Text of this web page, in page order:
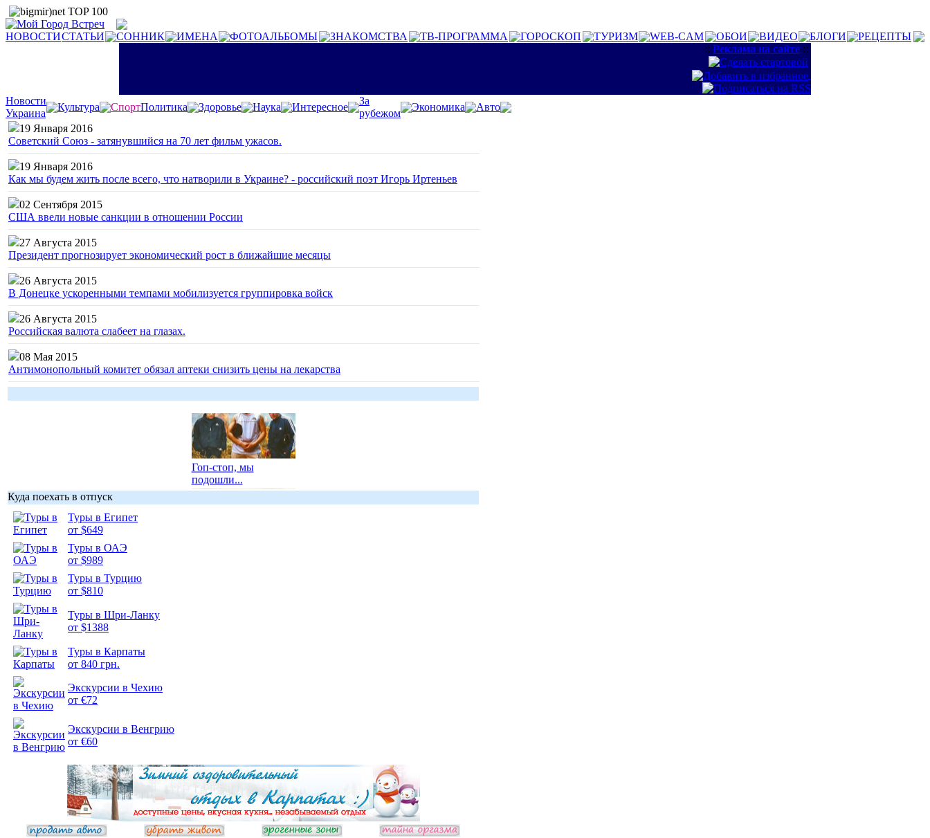
НОВОСТИСТАТЬИ СОННИК ИМЕНА ФОТОАЛЬБОМЫ ЗНАКОМСТВА ТВ-ПРОГРАММА ГОРОСКОП ТУРИЗМ WEB-CAM ОБОИ ВИДЕО БЛОГИ
РЕЦЕПТЫ
:: Реклама на сайте ::
Новости
Украина
Культура СпортПолитика Здоровье Наука Интересное
За
рубежом
Экономика
Авто
19 Января 2016
Советский Союз - затянувшийся на 70 лет фильм ужасов.
19 Января 2016
Как мы будем жить после всего, что натворили в Украине? - российский поэт Игорь Иртеньев
02 Сентября 2015
США ввели новые санкции в отношении России
27 Августа 2015
Президент прогнозирует экономический рост в ближайшие месяцы
26 Августа 2015
В Донецке ускоренными темпами мобилизуется группировка войск
26 Августа 2015
Российская валюта слабеет на глазах.
08 Мая 2015
Антимонопольный комитет обязал аптеки снизить цены на лекарства
Гоп-стоп, мы
подошли...
Куда поехать в отпуск
Туры в Египет
от $649
Туры в ОАЭ
от $989
Туры в Турцию
от $810
Туры в Шри-Ланку
от $1388
Туры в Карпаты
от 840 грн.
Экскурсии в Чехию
от €72
Экскурсии в Венгрию
от €60